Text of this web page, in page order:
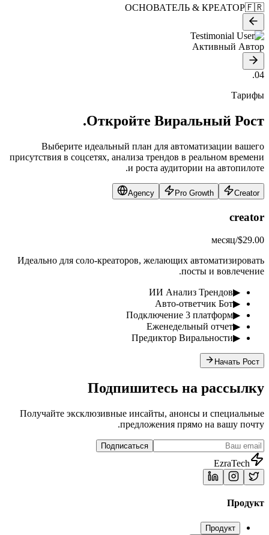
ОСНОВАТЕЛЬ & КРЕАТОР🇫🇷
Активный Автор
04.
Тарифы
Откройте Виральный Рост.
Выберите идеальный план для автоматизации вашего
присутствия в соцсетях, анализа трендов в реальном времени
и роста аудитории на автопилоте.
Creator
Pro Growth
Agency
creator
$29.00
/месяц
Идеально для соло-креаторов, желающих автоматизировать
посты и вовлечение.
▶
ИИ Анализ Трендов
▶
Авто-ответчик Бот
▶
Подключение 3 платформ
▶
Еженедельный отчет
▶
Предиктор Виральности
Начать Рост
Подпишитесь на рассылку
Получайте эксклюзивные инсайты, анонсы и специальные
предложения прямо на вашу почту.
Подписаться
EzraTech
Продукт
Продукт